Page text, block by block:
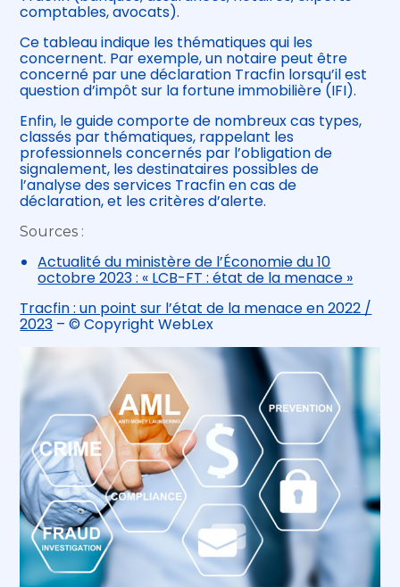
comptables, avocats).
Ce tableau indique les thématiques qui les
concernent. Par exemple, un notaire peut être
concerné par une déclaration Tracfin lorsqu’il est
question d’impôt sur la fortune immobilière (IFI).
Enfin, le guide comporte de nombreux cas types,
classés par thématiques, rappelant les
professionnels concernés par l’obligation de
signalement, les destinataires possibles de
l’analyse des services Tracfin en cas de
déclaration, et les critères d’alerte.
Sources :
Actualité du ministère de l’Économie du 10
octobre 2023 : « LCB-FT : état de la menace »
Tracfin : un point sur l’état de la menace en 2022 /
2023 – © Copyright WebLex